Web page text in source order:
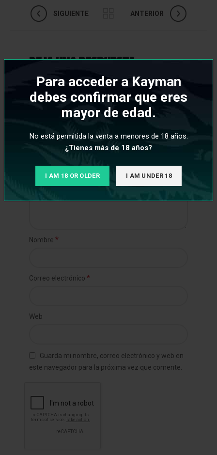
Para acceder a Kayman
debes confirmar que eres
mayor de edad.
No está permitida la venta a menores de 18 años.
¿Tienes más de 18 años?
I AM 18 OR OLDER I AM UNDER 18
SIGUIENTE ANTERIOR
DEJA UNA RESPUESTA
Tu dirección de correo electrónico no será
publicada. Los campos obligatorios están
marcados con*
Nombre *
Correo electrónico *
Web
Guarda mi nombre, correo electrónico y web en
este navegador para la próxima vez que comente.